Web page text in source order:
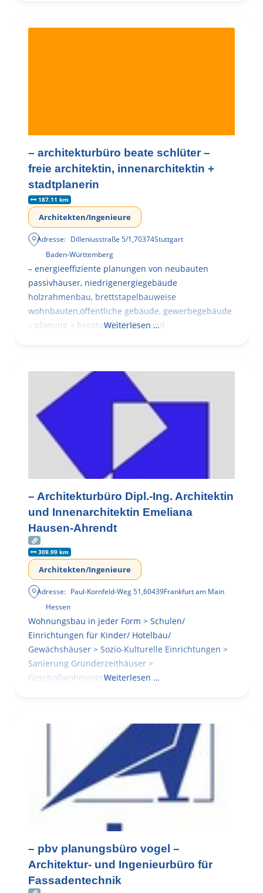
– architekturbüro beate schlüter –
freie architektin, innenarchitektin +
stadtplanerin
187.11 km
Architekten/Ingenieure
Adresse: Dilleniusstraße 5/1,70374Stuttgart
Baden-Württemberg
– energieeffiziente planungen von neubauten
passivhäuser, niedrigenergiegebäude
holzrahmenbau, brettstapelbauweise
wohnbauten,öffentliche gebäude, gewerbegebäude
– planung + beratung bei an – und
Weiterlesen …
– Architekturbüro Dipl.-Ing. Architektin
und Innenarchitektin Emeliana
Hausen-Ahrendt
309.99 km
Architekten/Ingenieure
Adresse: Paul-Kornfeld-Weg 51,60439Frankfurt am Main
Hessen
Wohnungsbau in jeder Form > Schulen/
Einrichtungen für Kinder/ Hotelbau/
Gewächshäuser > Sozio-Kulturelle Einrichtungen >
Sanierung Gründerzeithäuser >
GeschoßwohnungsbauWeiterlesen …
– pbv planungsbüro vogel –
Architektur- und Ingenieurbüro für
Fassadentechnik